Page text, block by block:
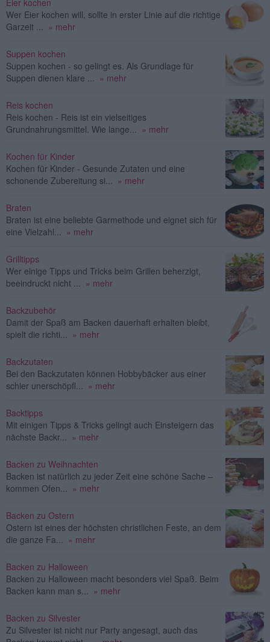
Wer Eier kochen will, sollte in erster Linie auf die richtige
Garzeit ...
» mehr
Suppen kochen
Suppen kochen - so gelingt es. Als Grundlage für
Suppen dienen klare ...
» mehr
Reis kochen
Reis kochen - Reis ist ein vielseitiges
Grundnahrungsmittel. Wie lange...
» mehr
Kochen für Kinder
Kochen für Kinder - Gesunde Zutaten und eine
schonende Zubereitung si...
» mehr
Braten
Braten ist eine beliebte Garmethode und eignet sich für
eine Vielzahl...
» mehr
Grilltipps
Wer einige Tipps und Tricks beim Grillen beherzigt,
beeindruckt nicht ...
» mehr
Backzubehör
Damit der Spaß am Backen dauerhaft erhalten bleibt,
spielt die richti...
» mehr
Backzutaten
Bei den Backzutaten können Hobbybäcker aus einer
schier unerschöpfl...
» mehr
Backtipps
Mit einigen Tipps & Tricks gelingt auch Einsteigern das
nächste Backr...
» mehr
Backen zu Weihnachten
Backen ist natürlich zu jeder Zeit eine schöne Sache –
kommen Ofen...
» mehr
Backen zu Ostern
Ostern ist eines der höchsten christlichen Feste, an dem
die ganze Fa...
» mehr
Backen zu Halloween
Backen zu Halloween macht besonders viel Spaß. Beim
Backen kann man s...
» mehr
Backen zu Silvester
Zu Silvester ist nicht nur Party angesagt, auch das